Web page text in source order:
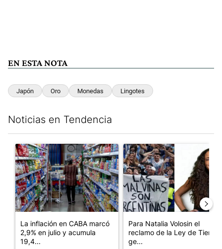
EN ESTA NOTA
Japón Oro Monedas Lingotes
Noticias en Tendencia
Un artículo de tendencia con el título "La inflación en CABA
La inflación en CABA marcó
2,9% en julio y acumula
19,4...
Un artículo de tendencia con
Para Natalia Volosin el
reclamo de la Ley de Tierras
ge...